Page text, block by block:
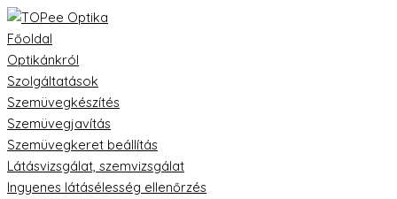
Főoldal
Optikánkról
Szolgáltatások
Szemüvegkészítés
Szemüvegjavítás
Szemüvegkeret beállítás
Látásvizsgálat, szemvizsgálat
Ingyenes látásélesség ellenőrzés